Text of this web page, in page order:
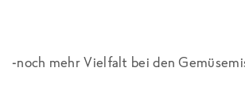
-noch mehr Vielfalt bei den